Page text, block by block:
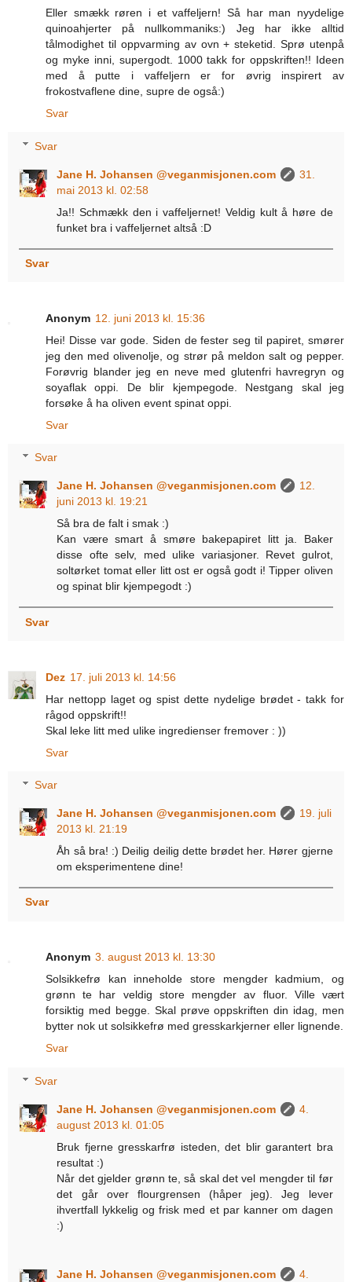
Eller smækk røren i et vaffeljern! Så har man nyydelige
quinoahjerter på nullkommaniks:) Jeg har ikke alltid
tålmodighet til oppvarming av ovn + steketid. Sprø utenpå
og myke inni, supergodt. 1000 takk for oppskriften!! Ideen
med å putte i vaffeljern er for øvrig inspirert av
frokostvaflene dine, supre de også:)
Svar
Svar
Jane H. Johansen @veganmisjonen.com
31.
mai 2013 kl. 02:58
Ja!! Schmækk den i vaffeljernet! Veldig kult å høre de
funket bra i vaffeljernet altså :D
Svar
Anonym 12. juni 2013 kl. 15:36
Hei! Disse var gode. Siden de fester seg til papiret, smører
jeg den med olivenolje, og strør på meldon salt og pepper.
Forøvrig blander jeg en neve med glutenfri havregryn og
soyaflak oppi. De blir kjempegode. Nestgang skal jeg
forsøke å ha oliven event spinat oppi.
Svar
Svar
Jane H. Johansen @veganmisjonen.com
12.
juni 2013 kl. 19:21
Så bra de falt i smak :)
Kan være smart å smøre bakepapiret litt ja. Baker
disse ofte selv, med ulike variasjoner. Revet gulrot,
soltørket tomat eller litt ost er også godt i! Tipper oliven
og spinat blir kjempegodt :)
Svar
Dez 17. juli 2013 kl. 14:56
Har nettopp laget og spist dette nydelige brødet - takk for
rågod oppskrift!!
Skal leke litt med ulike ingredienser fremover : ))
Svar
Svar
Jane H. Johansen @veganmisjonen.com
19. juli
2013 kl. 21:19
Åh så bra! :) Deilig deilig dette brødet her. Hører gjerne
om eksperimentene dine!
Svar
Anonym 3. august 2013 kl. 13:30
Solsikkefrø kan inneholde store mengder kadmium, og
grønn te har veldig store mengder av fluor. Ville vært
forsiktig med begge. Skal prøve oppskriften din idag, men
bytter nok ut solsikkefrø med gresskarkjerner eller lignende.
Svar
Svar
Jane H. Johansen @veganmisjonen.com
4.
august 2013 kl. 01:05
Bruk fjerne gresskarfrø isteden, det blir garantert bra
resultat :)
Når det gjelder grønn te, så skal det vel mengder til før
det går over flourgrensen (håper jeg). Jeg lever
ihvertfall lykkelig og frisk med et par kanner om dagen
:)
Jane H. Johansen @veganmisjonen.com
4.